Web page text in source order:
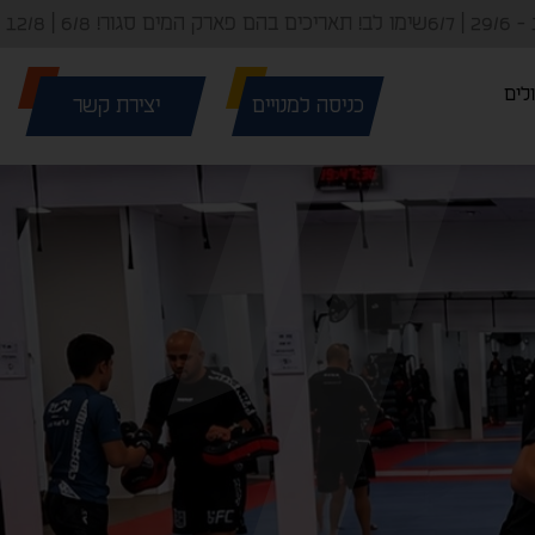
כניסה למנויים יצירת קשר